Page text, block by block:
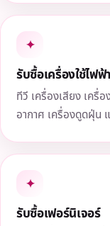
✦
รับซื้อเครื่องใช้ไฟฟ้า
ทีวี เครื่องเสียง เครื่
อากาศ เครื่องดูดฝุ่น
✦
รับซื้อเฟอร์นิเจอร์